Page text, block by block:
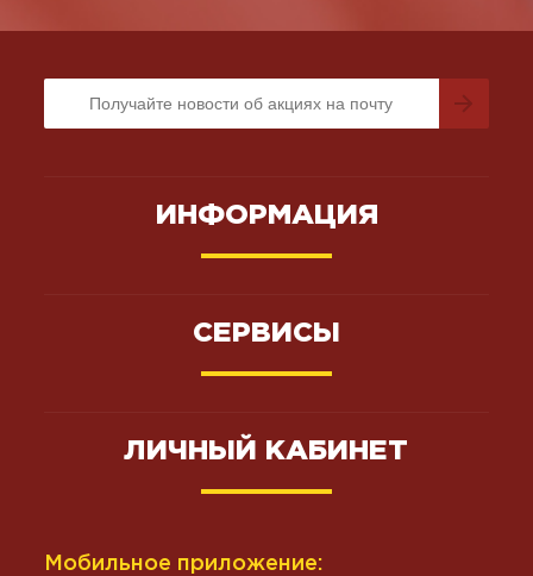
ИНФОРМАЦИЯ
СЕРВИСЫ
ЛИЧНЫЙ КАБИНЕТ
Мобильное приложение: